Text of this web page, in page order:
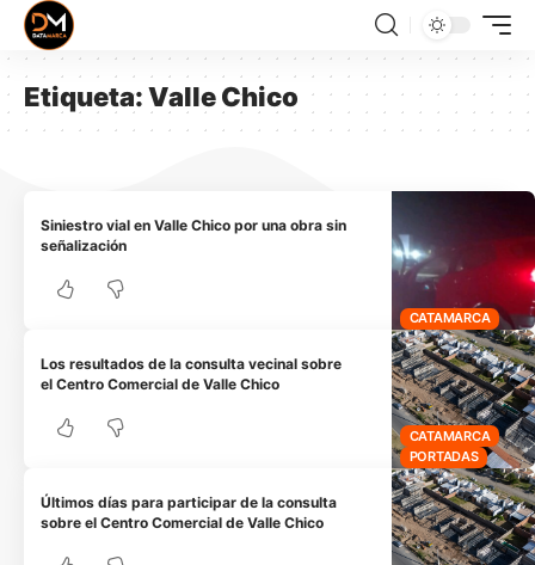
Etiqueta:Valle Chico
CATAMARCA
Siniestro vial en Valle Chico por una obra sin
señalización
CATAMARCA
PORTADAS
Los resultados de la consulta vecinal sobre
el Centro Comercial de Valle Chico
Últimos días para participar de la consulta
sobre el Centro Comercial de Valle Chico